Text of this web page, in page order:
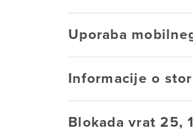
Uporaba
Informacije o
Blokada vrat 25,